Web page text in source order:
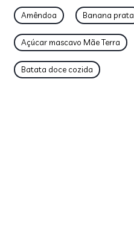
Amêndoa Banana prata
Açúcar mascavo Mãe Terra
Batata doce cozida